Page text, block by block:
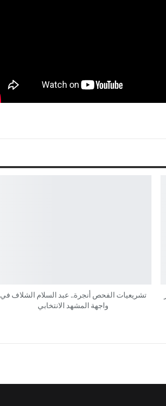
تشريعيات الفحص أنجرة.. عبد السلام الشلاف في
واجهة المشهد الانتخابي